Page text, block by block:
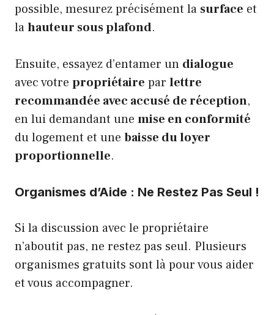
possible, mesurez précisément la surface et
lahauteur sous plafond.
Ensuite, essayez d’entamer un dialogue
avec votre propriétaire par lettre
recommandée avec accusé de réception,
en lui demandant une mise en conformité
du logement et une baisse du loyer
proportionnelle.
Organismes d’Aide : Ne Restez Pas Seul !
Si la discussion avec le propriétaire
n’aboutit pas, ne restez pas seul. Plusieurs
organismes gratuits sont là pour vous aider
et vous accompagner.